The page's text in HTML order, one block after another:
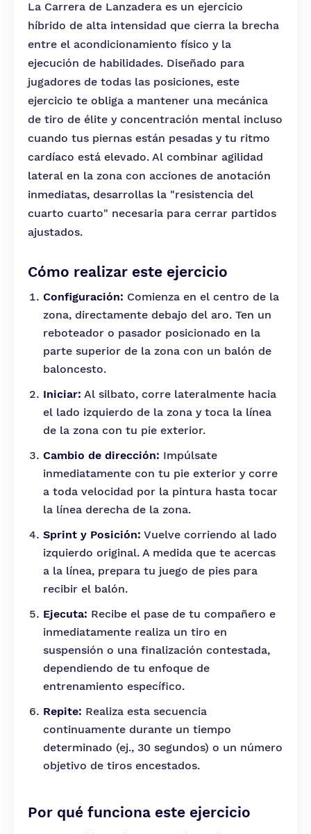
La Carrera de Lanzadera es un ejercicio
híbrido de alta intensidad que cierra la brecha
entre el acondicionamiento físico y la
ejecución de habilidades. Diseñado para
jugadores de todas las posiciones, este
ejercicio te obliga a mantener una mecánica
de tiro de élite y concentración mental incluso
cuando tus piernas están pesadas y tu ritmo
cardíaco está elevado. Al combinar agilidad
lateral en la zona con acciones de anotación
inmediatas, desarrollas la "resistencia del
cuarto cuarto" necesaria para cerrar partidos
ajustados.
Cómo realizar este ejercicio
Configuración: Comienza en el centro de la
zona, directamente debajo del aro. Ten un
reboteador o pasador posicionado en la
parte superior de la zona con un balón de
baloncesto.
Iniciar: Al silbato, corre lateralmente hacia
el lado izquierdo de la zona y toca la línea
de la zona con tu pie exterior.
Cambio de dirección: Impúlsate
inmediatamente con tu pie exterior y corre
a toda velocidad por la pintura hasta tocar
la línea derecha de la zona.
Sprint y Posición: Vuelve corriendo al lado
izquierdo original. A medida que te acercas
a la línea, prepara tu juego de pies para
recibir el balón.
Ejecuta: Recibe el pase de tu compañero e
inmediatamente realiza un tiro en
suspensión o una finalización contestada,
dependiendo de tu enfoque de
entrenamiento específico.
Repite: Realiza esta secuencia
continuamente durante un tiempo
determinado (ej., 30 segundos) o un número
objetivo de tiros encestados.
Por qué funciona este ejercicio